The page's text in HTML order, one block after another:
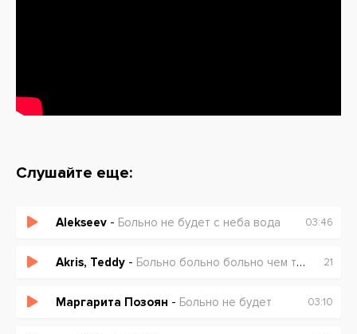
Слушайте еще:
Alekseev - Больно не будет с неба вода 03:46
Akris, Teddy - Больно больно больно чем ты недовольна 21
Маргарита Позоян - Больно не будет 03:10